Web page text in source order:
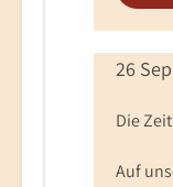
26
Die
Auf